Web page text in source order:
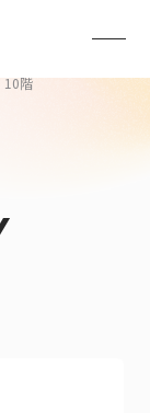
10階